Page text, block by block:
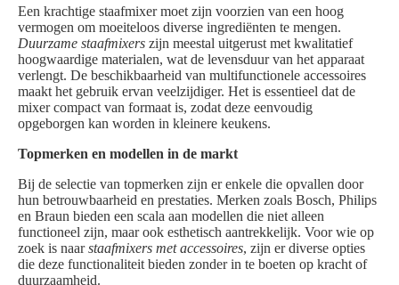
Een krachtige staafmixer moet zijn voorzien van een hoog
vermogen om moeiteloos diverse ingrediënten te mengen.
Duurzame staafmixers zijn meestal uitgerust met kwalitatief
hoogwaardige materialen, wat de levensduur van het apparaat
verlengt. De beschikbaarheid van multifunctionele accessoires
maakt het gebruik ervan veelzijdiger. Het is essentieel dat de
mixer compact van formaat is, zodat deze eenvoudig
opgeborgen kan worden in kleinere keukens.
Topmerken en modellen in de markt
Bij de selectie van topmerken zijn er enkele die opvallen door
hun betrouwbaarheid en prestaties. Merken zoals Bosch, Philips
en Braun bieden een scala aan modellen die niet alleen
functioneel zijn, maar ook esthetisch aantrekkelijk. Voor wie op
zoek is naarstaafmixers met accessoires, zijn er diverse opties
die deze functionaliteit bieden zonder in te boeten op kracht of
duurzaamheid.